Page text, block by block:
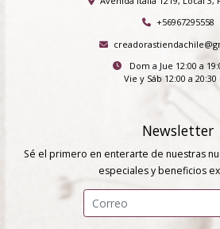
+56967295558
Dom a Jue 12:00 a
Vie y Sáb 12:00 a 20:30
Newsletter
Sé el primero en enterarte de nuestras
especiales y beneficios